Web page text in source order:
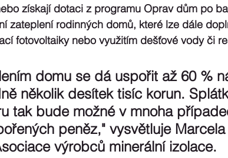
získají dotaci z programu Oprav dům po
zateplení rodinných domů, které lze dále
fotovoltaiky nebo využitím dešťové vody či
domu se dá uspořit až 60 %
několik desítek tisíc korun.
tak bude možné v mnoha
peněz," vysvětluje
výrobců minerální izolace.